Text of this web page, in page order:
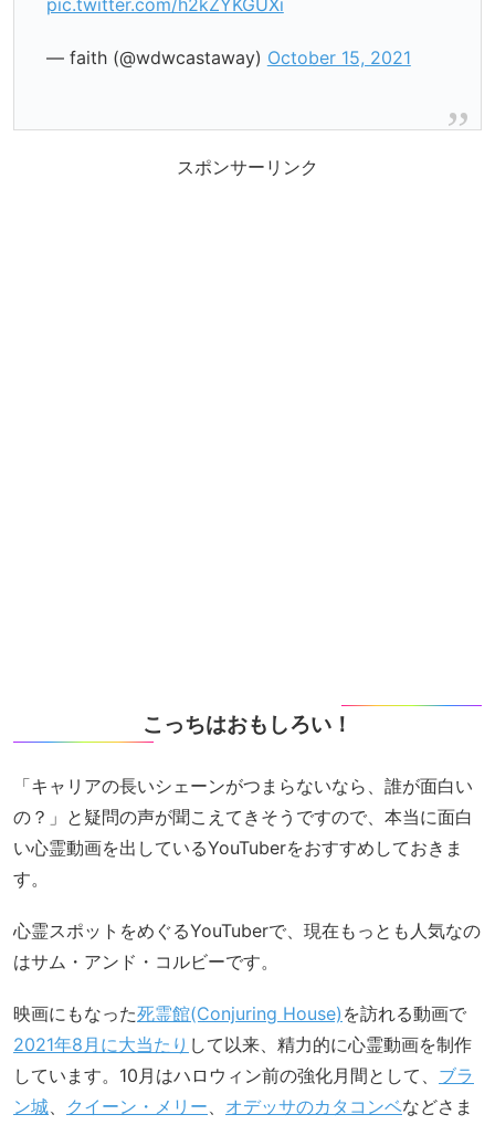
pic.twitter.com/h2kZYKGUXi
— faith (@wdwcastaway) October 15, 2021
スポンサーリンク
こっちはおもしろい！
「キャリアの長いシェーンがつまらないなら、誰が面白い
の？」と疑問の声が聞こえてきそうですので、本当に面白
い心霊動画を出しているYouTuberをおすすめしておきま
す。
心霊スポットをめぐるYouTuberで、現在もっとも人気なの
はサム・アンド・コルビーです。
映画にもなった死霊館(Conjuring House) を訪れる動画で
2021年8月に大当たり して以来、精力的に心霊動画を制作
しています。10月はハロウィン前の強化月間として、 ブラ
ン城、 クイーン・メリー、 オデッサのカタコンベなどさま